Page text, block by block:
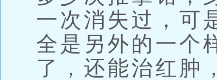
一次消失过，可
全是另外的一个
了，还能治红肿